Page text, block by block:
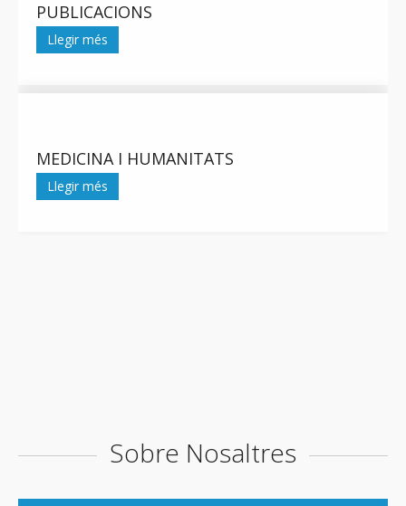
PUBLICACIONS
Llegir més
MEDICINA I HUMANITATS
Llegir més
Sobre Nosaltres